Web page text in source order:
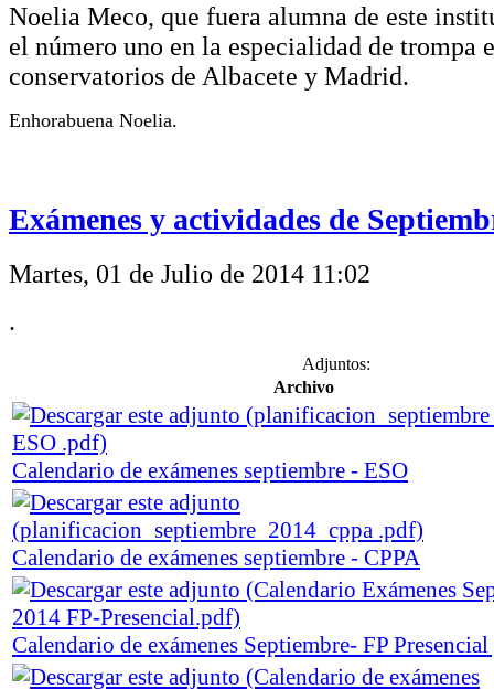
Noelia Meco, que fuera alumna de este
el número uno en la especialidad de trompa
conservatorios de Albacete y Madrid.
Enhorabuena Noelia.
Exámenes y actividades de
Martes, 01 de Julio de 2014 11:02
.
Adjuntos:
Archivo
Calendario de exámenes septiembre - ESO
Calendario de exámenes septiembre - CPPA
Calendario de exámenes Septiembre- FP